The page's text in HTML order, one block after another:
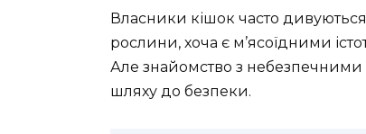
Власники кішок часто
рослини, хоча є м’ясоїдними
Але знайомство з
шляху до безпеки.